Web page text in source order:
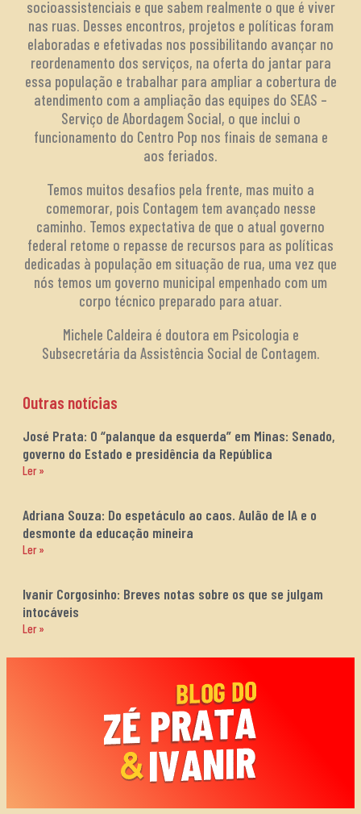
socioassistenciais e que sabem realmente o que é viver
nas ruas. Desses encontros, projetos e políticas foram
elaboradas e efetivadas nos possibilitando avançar no
reordenamento dos serviços, na oferta do jantar para
essa população e trabalhar para ampliar a cobertura de
atendimento com a ampliação das equipes do SEAS –
Serviço de Abordagem Social, o que inclui o
funcionamento do Centro Pop nos finais de semana e
aos feriados.
Temos muitos desafios pela frente, mas muito a
comemorar, pois Contagem tem avançado nesse
caminho. Temos expectativa de que o atual governo
federal retome o repasse de recursos para as políticas
dedicadas à população em situação de rua, uma vez que
nós temos um governo municipal empenhado com um
corpo técnico preparado para atuar.
Michele Caldeira é doutora em Psicologia e
Subsecretária da Assistência Social de Contagem.
Outras notícias
José Prata: O “palanque da esquerda” em Minas: Senado,
governo do Estado e presidência da República
Ler »
Adriana Souza: Do espetáculo ao caos. Aulão de IA e o
desmonte da educação mineira
Ler »
Ivanir Corgosinho: Breves notas sobre os que se julgam
intocáveis
Ler »